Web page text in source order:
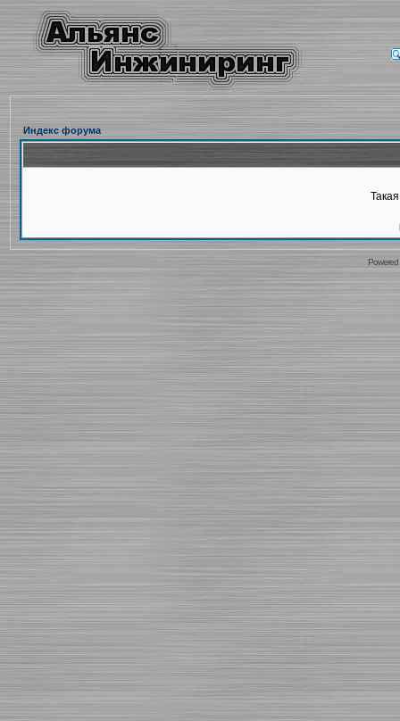
Индекс форума